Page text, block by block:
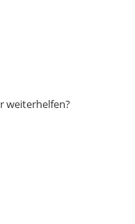
weiterhelfen?